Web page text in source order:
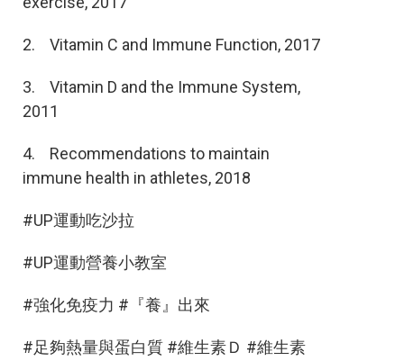
2. Vitamin C and Immune Function, 2017
3. Vitamin D and the Immune System,
2011
4. Recommendations to maintain
immune health in athletes, 2018
#UP運動吃沙拉
#UP運動營養小教室
#強化免疫力 #『養』出來
#足夠熱量與蛋白質 #維生素Ｄ #維生素